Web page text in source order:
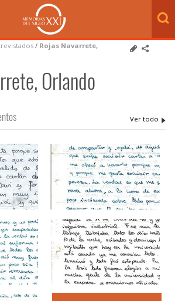
/ Rojas Navarrete,
Orlando